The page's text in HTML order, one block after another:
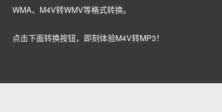
WMA、M4V转WMV等格式转换。
点击下面转换按钮，即刻体验M4V转MP3！